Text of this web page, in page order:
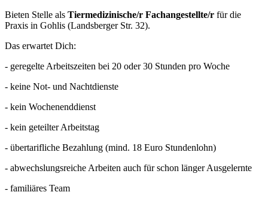
Bieten Stelle als Tiermedizinische/r Fachangestellte/r für die
Praxis in Gohlis (Landsberger Str. 32).
Das erwartet Dich:
- geregelte Arbeitszeiten bei 20 oder 30 Stunden pro Woche
- keine Not- und Nachtdienste
- kein Wochenenddienst
- kein geteilter Arbeitstag
- übertarifliche Bezahlung (mind. 18 Euro Stundenlohn)
- abwechslungsreiche Arbeiten auch für schon länger Ausgelernte
- familiäres Team